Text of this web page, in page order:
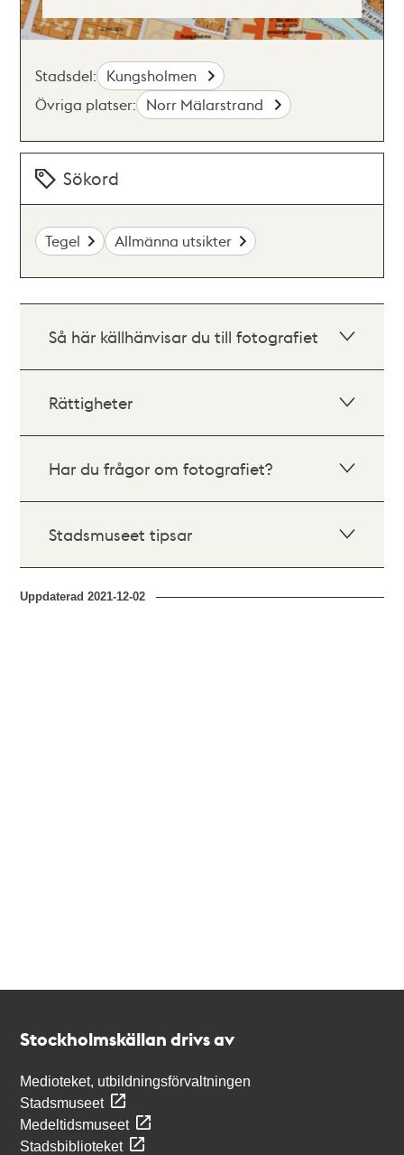
Stadsdel: Kungsholmen
Övriga platser: Norr Mälarstrand
Sökord
Tegel Allmänna utsikter
Så här källhänvisar du till fotografiet
Rättigheter
Har du frågor om fotografiet?
Stadsmuseet tipsar
Uppdaterad2021-12-02
Stockholmskällan drivs av
Medioteket, utbildningsförvaltningen
Stadsmuseet
Medeltidsmuseet
Stadsbiblioteket